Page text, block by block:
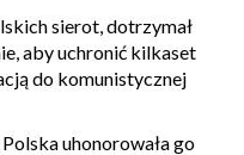
sierot, dotrzymał
aby uchronić kilkaset
do komunistycznej
uhonorowała go